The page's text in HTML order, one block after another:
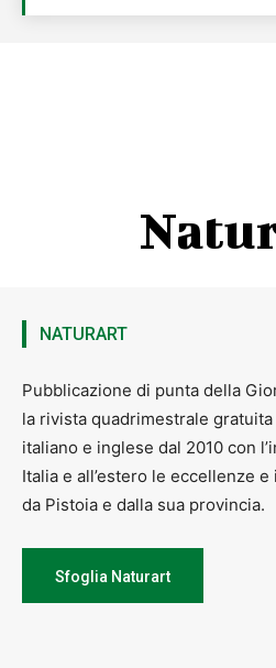
NATURART
Pubblicazione di punta della
la rivista quadrimestrale gratuita
italiano e inglese dal 2010 con
Italia e all’estero le eccellenze
da Pistoia e dalla sua provincia.
Sfoglia Naturart